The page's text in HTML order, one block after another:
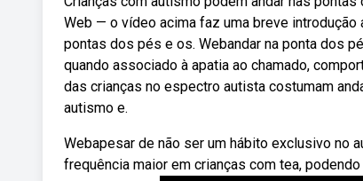
Web — o vídeo acima faz uma breve introdução
pontas dos pés e os. Webandar na ponta dos
quando associado à apatia ao chamado,
das crianças no espectro autista costumam
autismo e.
Webapesar de não ser um hábito exclusivo no
frequência maior em crianças com tea,